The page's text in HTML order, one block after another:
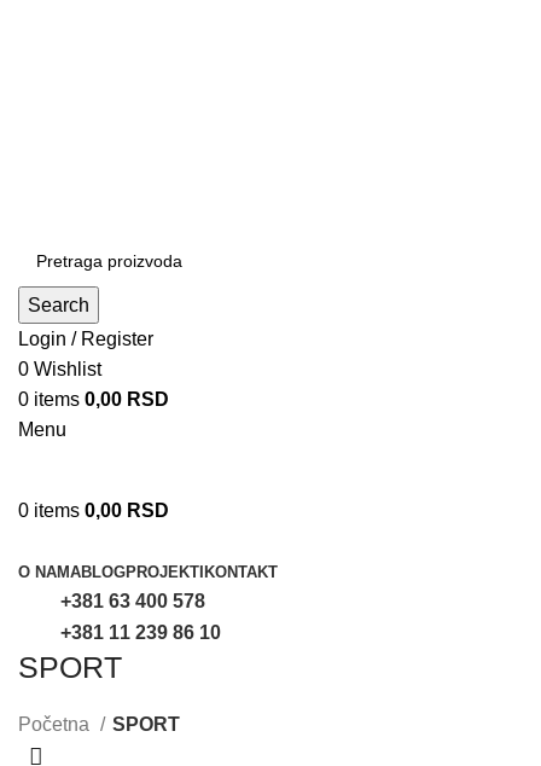
Search
Login / Register
0 Wishlist
0 items 0,00 RSD
Menu
0 items 0,00 RSD
O NAMABLOGPROJEKTIKONTAKT
+381 63 400 578
+381 11 239 86 10
SPORT
Početna SPORT